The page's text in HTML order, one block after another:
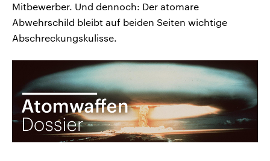
Mitbewerber. Und dennoch: Der atomare
Abwehrschild bleibt auf beiden Seiten wichtige
Abschreckungskulisse.